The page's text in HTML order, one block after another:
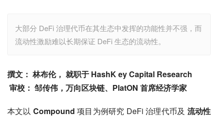
大部分 DeFi 治理代币在其生态中发挥的功能性并不强，而
流动性激励难以长期保证 DeFi 生态的流动性。
撰文： 林布伦， 就职于 HashK ey Capital Research
审校： 邹传伟，万向区块链、PlatON 首席经济学家
本文以 Compound 项目为例研究 DeFi 治理代币及 流动性